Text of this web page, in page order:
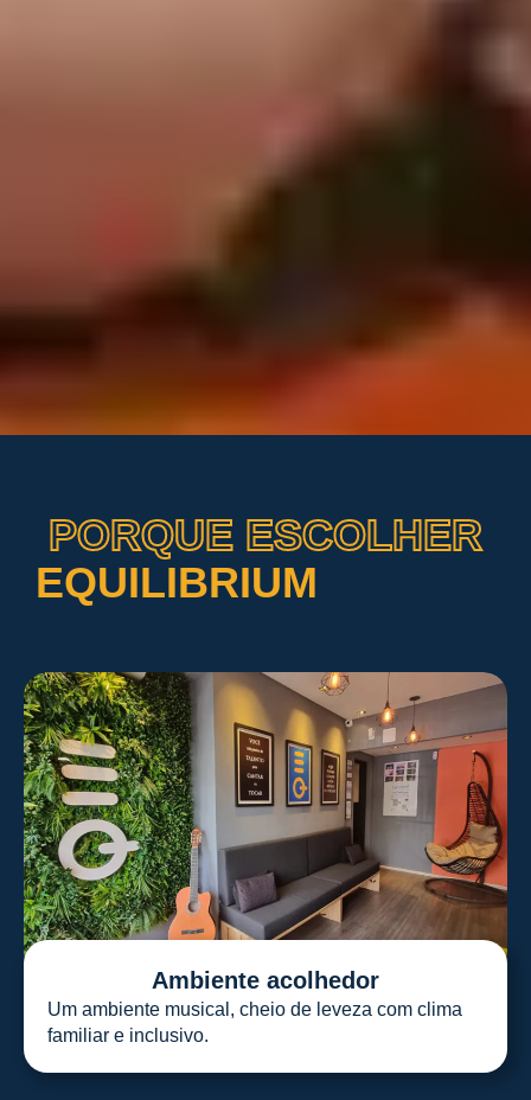
PORQUE ESCOLHER
EQUILIBRIUM
Ambiente acolhedor
Um ambiente musical, cheio de leveza com clima
familiar e inclusivo.